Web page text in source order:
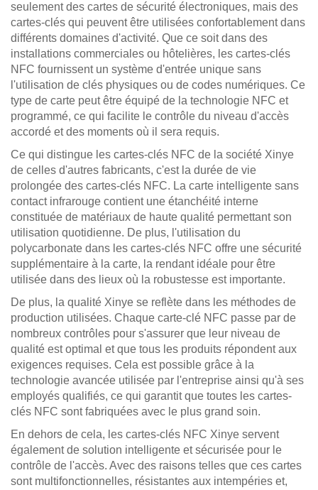
seulement des cartes de sécurité électroniques, mais des
cartes-clés qui peuvent être utilisées confortablement dans
différents domaines d'activité. Que ce soit dans des
installations commerciales ou hôtelières, les cartes-clés
NFC fournissent un système d'entrée unique sans
l'utilisation de clés physiques ou de codes numériques. Ce
type de carte peut être équipé de la technologie NFC et
programmé, ce qui facilite le contrôle du niveau d'accès
accordé et des moments où il sera requis.
Ce qui distingue les cartes-clés NFC de la société Xinye
de celles d'autres fabricants, c'est la durée de vie
prolongée des cartes-clés NFC. La carte intelligente sans
contact infrarouge contient une étanchéité interne
constituée de matériaux de haute qualité permettant son
utilisation quotidienne. De plus, l'utilisation du
polycarbonate dans les cartes-clés NFC offre une sécurité
supplémentaire à la carte, la rendant idéale pour être
utilisée dans des lieux où la robustesse est importante.
De plus, la qualité Xinye se reflète dans les méthodes de
production utilisées. Chaque carte-clé NFC passe par de
nombreux contrôles pour s'assurer que leur niveau de
qualité est optimal et que tous les produits répondent aux
exigences requises. Cela est possible grâce à la
technologie avancée utilisée par l'entreprise ainsi qu'à ses
employés qualifiés, ce qui garantit que toutes les cartes-
clés NFC sont fabriquées avec le plus grand soin.
En dehors de cela, les cartes-clés NFC Xinye servent
également de solution intelligente et sécurisée pour le
contrôle de l'accès. Avec des raisons telles que ces cartes
sont multifonctionnelles, résistantes aux intempéries et,